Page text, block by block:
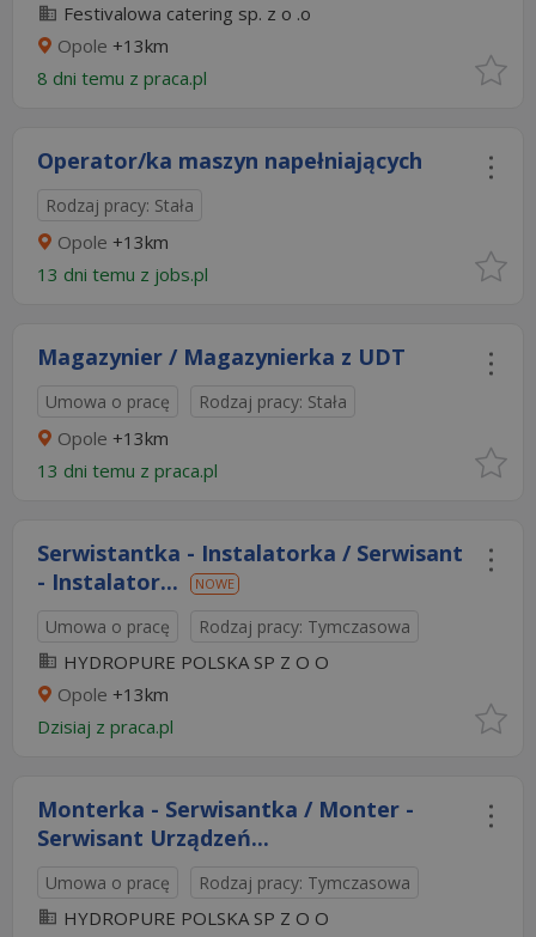
Festivalowa catering sp. z o .o
Opole +13km
8 dni temu z praca.pl
Operator/ka maszyn napełniających
Rodzaj pracy: Stała
Opole +13km
13 dni temu z jobs.pl
Magazynier / Magazynierka z UDT
Umowa o pracę Rodzaj pracy: Stała
Opole +13km
13 dni temu z praca.pl
Serwistantka - Instalatorka / Serwisant
- Instalator...
NOWE
Umowa o pracę Rodzaj pracy: Tymczasowa
HYDROPURE POLSKA SP Z O O
Opole +13km
Dzisiaj z praca.pl
Monterka - Serwisantka / Monter -
Serwisant Urządzeń...
Umowa o pracę Rodzaj pracy: Tymczasowa
HYDROPURE POLSKA SP Z O O